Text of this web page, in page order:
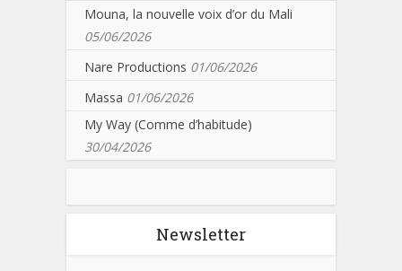
Mouna, la nouvelle voix d’or du Mali
05/06/2026
Nare Productions 01/06/2026
Massa 01/06/2026
My Way (Comme d’habitude)
30/04/2026
Newsletter